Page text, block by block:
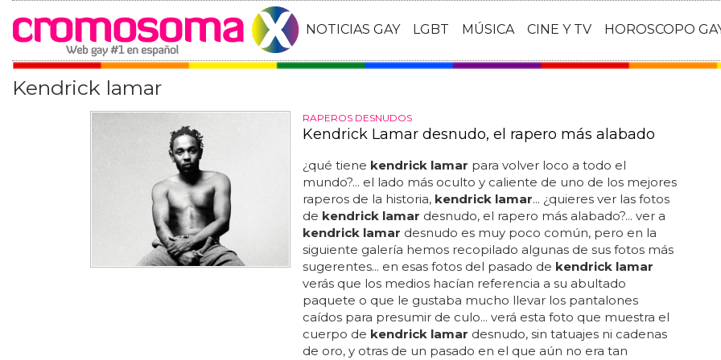
NOTICIAS GAY LGBT MÚSICA CINE Y TV HOROSCOPO
Kendrick lamar
RAPEROS DESNUDOS
Kendrick Lamar desnudo, el rapero más alabado
¿qué tiene kendrick lamar para volver loco a todo el
mundo?... el lado más oculto y caliente de uno de los mejores
raperos de la historia, kendrick lamar... ¿quieres ver las fotos
de kendrick lamar desnudo, el rapero más alabado?... ver a
kendrick lamar desnudo es muy poco común, pero en la
siguiente galería hemos recopilado algunas de sus fotos más
sugerentes... en esas fotos del pasado de kendrick lamar
verás que los medios hacían referencia a su abultado
paquete o que le gustaba mucho llevar los pantalones
caídos para presumir de culo... verá esta foto que muestra el
cuerpo de kendrick lamar desnudo, sin tatuajes ni cadenas
de oro, y otras de un pasado en el que aún no era tan